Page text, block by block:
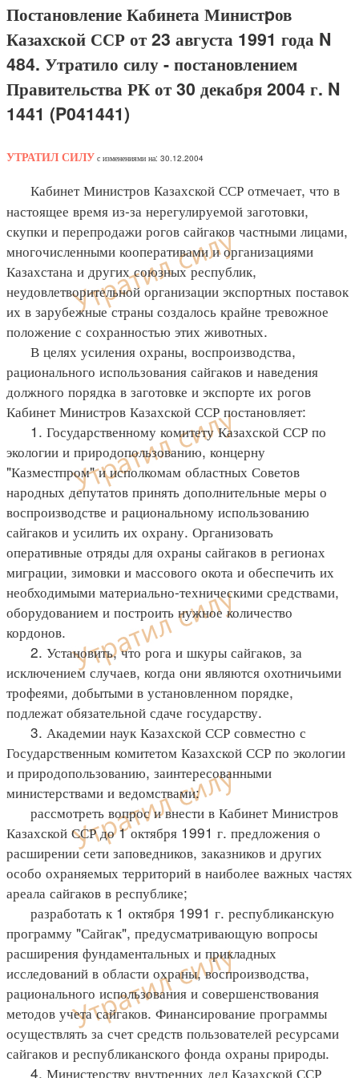
Постановление Кабинета Министpов
Казахской ССР от 23 августа 1991 года N
484. Утратило силу - постановлением
Правительства РК от 30 декабря 2004 г. N
1441 (P041441)
УТРАТИЛ СИЛУ с изменениями на: 30.12.2004
Кабинет Министров Казахской ССР отмечает, что в
настоящее время из-за нерегулируемой заготовки,
скупки и перепродажи рогов сайгаков частными лицами,
многочисленными кооперативами и организациями
Казахстана и других союзных республик,
неудовлетворительной организации экспортных поставок
их в зарубежные страны создалось крайне тревожное
положение с сохранностью этих животных.
В целях усиления охраны, воспроизводства,
рационального использования сайгаков и наведения
должного порядка в заготовке и экспорте их рогов
Кабинет Министров Казахской ССР постановляет:
1. Государственному комитету Казахской ССР по
экологии и природопользованию, концерну
"Казместпром" и исполкомам областных Советов
народных депутатов принять дополнительные меры о
воспроизводстве и рациональному использованию
сайгаков и усилить их охрану. Организовать
оперативные отряды для охраны сайгаков в регионах
миграции, зимовки и массового окота и обеспечить их
необходимыми материально-техническими средствами,
оборудованием и построить нужное количество
кордонов.
2. Установить, что рога и шкуры сайгаков, за
исключением случаев, когда они являются охотничьими
трофеями, добытыми в установленном порядке,
подлежат обязательной сдаче государству.
3. Академии наук Казахской ССР совместно с
Государственным комитетом Казахской ССР по экологии
и природопользованию, заинтересованными
министерствами и ведомствами:
рассмотреть вопрос и внести в Кабинет Министров
Казахской ССР до 1 октября 1991 г. предложения о
расширении сети заповедников, заказников и других
особо охраняемых территорий в наиболее важных частях
ареала сайгаков в республике;
разработать к 1 октября 1991 г. республиканскую
программу "Сайгак", предусматривающую вопросы
расширения фундаментальных и прикладных
исследований в области охраны, воспроизводства,
рационального использования и совершенствования
методов учета сайгаков. Финансирование программы
осуществлять за счет средств пользователей ресурсами
сайгаков и республиканского фонда охраны природы.
4. Министерству внутренних дел Казахской ССР